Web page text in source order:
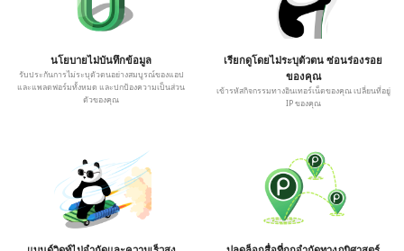
นโยบายไม่บันทึกข้อมูล
รับประกันการไม่ระบุตัวตนอย่างสมบูรณ์ของแอป
และแพลตฟอร์มทั้งหมด และปกป้องความเป็นส่วน
ตัวของคุณ
เรียกดูโดยไม่ระบุตัวตน ซ่อนร่องรอย
ของคุณ
เข้ารหัสกิจกรรมทางอินเทอร์เน็ตของคุณ เปลี่ยนที่อยู่
IP ของคุณ